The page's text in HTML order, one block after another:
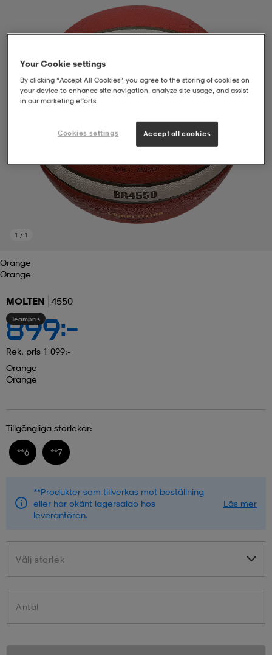
1 / 1
Orange
Orange
MOLTEN 4550
Teampris
899:-
Rek. pris 1 099:-
Orange
Orange
Tillgängliga storlekar:
**6 **7
**Produkter som tillverkas mot beställning
eller har okänt lagersaldo hos
leverantören.
Läs mer
Välj storlek
Välj storlek
Antal
Your Cookie settings
By clicking “Accept All Cookies”, you agree to the storing of cookies on
your device to enhance site navigation, analyze site usage, and assist
in our marketing efforts.
Cookies settings Accept all cookies